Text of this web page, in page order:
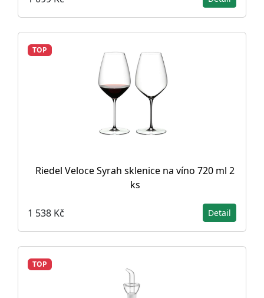
TOP
Riedel Veloce Syrah sklenice na víno 720 ml 2
ks
1 538 Kč Detail
TOP